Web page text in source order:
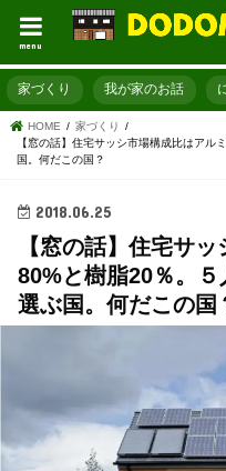
menu
家づくり 我が家のお話
HOME
家づくり
【窓の話】住宅サッシ市場構成比はア
国。何だこの国？
2018.06.25
【窓の話】住宅サ
80%と樹脂20％。
選ぶ国。何だこの国